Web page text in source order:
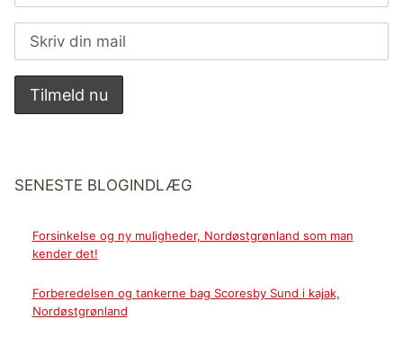
SENESTE BLOGINDLÆG
Forsinkelse og ny muligheder, Nordøstgrønland som man
kender det!
Forberedelsen og tankerne bag Scoresby Sund i kajak,
Nordøstgrønland